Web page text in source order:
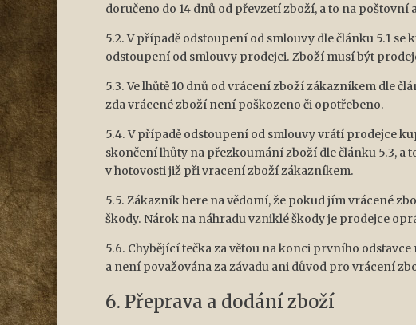
doručeno do 14 dnů od převzetí zboží, a to na
5.2. V případě odstoupení od smlouvy dle článku 5.1
odstoupení od smlouvy prodejci. Zboží musí být
5.3. Ve lhůtě 10 dnů od vrácení zboží zákazníkem dle
zda vrácené zboží není poškozeno či opotřebeno.
5.4. V případě odstoupení od smlouvy vrátí prodejce
skončení lhůty na přezkoumání zboží dle článku 5.3,
v hotovosti již při vracení zboží zákazníkem.
5.5. Zákazník bere na vědomí, že pokud jím vrácené
škody. Nárok na náhradu vzniklé škody je prodejce
5.6. Chybějící tečka za větou na konci prvního
a není považována za závadu ani důvod pro vrácení
6. Přeprava a dodání zboží